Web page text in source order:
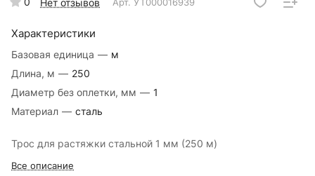
Нет отзывов Арт. УТ000016939
Характеристики
Базовая единица — м
Длина, м — 250
Диаметр без оплетки, мм — 1
Материал — сталь
Трос для растяжки стальной 1 мм (250 м)
Все описание